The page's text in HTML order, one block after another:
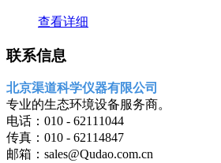
查看详细
联系信息
北京渠道科学仪器有限公司
专业的生态环境设备服务商。
电话：010 - 62111044
传真：010 - 62114847
邮箱：sales@Qudao.com.cn